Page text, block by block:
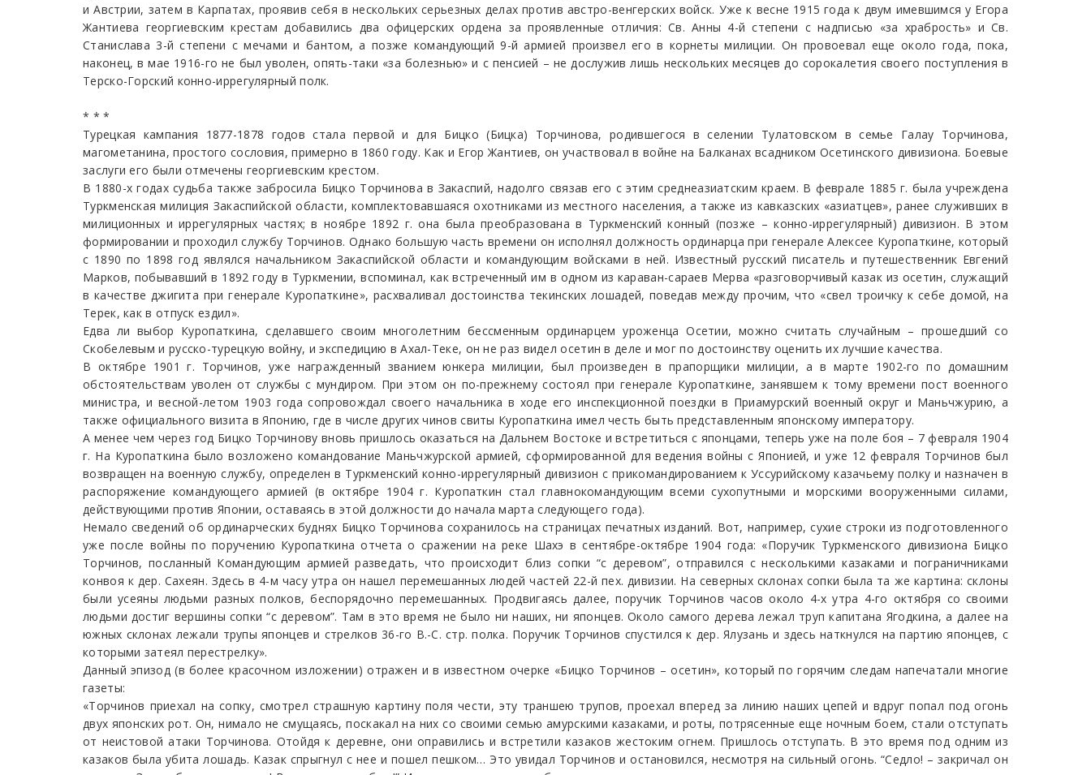
и Австрии, затем в Карпатах, проявив себя в нескольких серьезных делах против австро-венгерских войск. Уже к весне 1915 года к двум имевшимся у Егора
Жантиева георгиевским крестам добавились два офицерских ордена за проявленные отличия: Св. Анны 4-й степени с надписью «за храбрость» и Св.
Станислава 3-й степени с мечами и бантом, а позже командующий 9-й армией произвел его в корнеты милиции. Он провоевал еще около года, пока,
наконец, в мае 1916-го не был уволен, опять-таки «за болезнью» и с пенсией – не дослужив лишь нескольких месяцев до сорокалетия своего поступления в
Терско-Горский конно-иррегулярный полк.
* * *
Турецкая кампания 1877-1878 годов стала первой и для Бицко (Бицка) Торчинова, родившегося в селении Тулатовском в семье Галау Торчинова,
магометанина, простого сословия, примерно в 1860 году. Как и Егор Жантиев, он участвовал в войне на Балканах всадником Осетинского дивизиона. Боевые
заслуги его были отмечены георгиевским крестом.
В 1880-х годах судьба также забросила Бицко Торчинова в Закаспий, надолго связав его с этим среднеазиатским краем. В феврале 1885 г. была учреждена
Туркменская милиция Закаспийской области, комплектовавшаяся охотниками из местного населения, а также из кавказских «азиатцев», ранее служивших в
милиционных и иррегулярных частях; в ноябре 1892 г. она была преобразована в Туркменский конный (позже – конно-иррегулярный) дивизион. В этом
формировании и проходил службу Торчинов. Однако большую часть времени он исполнял должность ординарца при генерале Алексее Куропаткине, который
с 1890 по 1898 год являлся начальником Закаспийской области и командующим войсками в ней. Известный русский писатель и путешественник Евгений
Марков, побывавший в 1892 году в Туркмении, вспоминал, как встреченный им в одном из караван-сараев Мерва «разговорчивый казак из осетин, служащий
в качестве джигита при генерале Куропаткине», расхваливал достоинства текинских лошадей, поведав между прочим, что «свел троичку к себе домой, на
Терек, как в отпуск ездил».
Едва ли выбор Куропаткина, сделавшего своим многолетним бессменным ординарцем уроженца Осетии, можно считать случайным – прошедший со
Скобелевым и русско-турецкую войну, и экспедицию в Ахал-Теке, он не раз видел осетин в деле и мог по достоинству оценить их лучшие качества.
В октябре 1901 г. Торчинов, уже награжденный званием юнкера милиции, был произведен в прапорщики милиции, а в марте 1902-го по домашним
обстоятельствам уволен от службы с мундиром. При этом он по-прежнему состоял при генерале Куропаткине, занявшем к тому времени пост военного
министра, и весной-летом 1903 года сопровождал своего начальника в ходе его инспекционной поездки в Приамурский военный округ и Маньчжурию, а
также официального визита в Японию, где в числе других чинов свиты Куропаткина имел честь быть представленным японскому императору.
А менее чем через год Бицко Торчинову вновь пришлось оказаться на Дальнем Востоке и встретиться с японцами, теперь уже на поле боя – 7 февраля 1904
г. На Куропаткина было возложено командование Маньчжурской армией, сформированной для ведения войны с Японией, и уже 12 февраля Торчинов был
возвращен на военную службу, определен в Туркменский конно-иррегулярный дивизион с прикомандированием к Уссурийскому казачьему полку и назначен в
распоряжение командующего армией (в октябре 1904 г. Куропаткин стал главнокомандующим всеми сухопутными и морскими вооруженными силами,
действующими против Японии, оставаясь в этой должности до начала марта следующего года).
Немало сведений об ординарческих буднях Бицко Торчинова сохранилось на страницах печатных изданий. Вот, например, сухие строки из подготовленного
уже после войны по поручению Куропаткина отчета о сражении на реке Шахэ в сентябре-октябре 1904 года: «Поручик Туркменского дивизиона Бицко
Торчинов, посланный Командующим армией разведать, что происходит близ сопки “с деревом”, отправился с несколькими казаками и пограничниками
конвоя к дер. Сахеян. Здесь в 4-м часу утра он нашел перемешанных людей частей 22-й пех. дивизии. На северных склонах сопки была та же картина: склоны
были усеяны людьми разных полков, беспорядочно перемешанных. Продвигаясь далее, поручик Торчинов часов около 4-х утра 4-го октября со своими
людьми достиг вершины сопки “с деревом”. Там в это время не было ни наших, ни японцев. Около самого дерева лежал труп капитана Ягодкина, а далее на
южных склонах лежали трупы японцев и стрелков 36-го В.-С. стр. полка. Поручик Торчинов спустился к дер. Ялузань и здесь наткнулся на партию японцев, с
которыми затеял перестрелку».
Данный эпизод (в более красочном изложении) отражен и в известном очерке «Бицко Торчинов – осетин», который по горячим следам напечатали многие
газеты:
«Торчинов приехал на сопку, смотрел страшную картину поля чести, эту траншею трупов, проехал вперед за линию наших цепей и вдруг попал под огонь
двух японских рот. Он, нимало не смущаясь, поскакал на них со своими семью амурскими казаками, и роты, потрясенные еще ночным боем, стали отступать
от неистовой атаки Торчинова. Отойдя к деревне, они оправились и встретили казаков жестоким огнем. Пришлось отступать. В это время под одним из
казаков была убита лошадь. Казак спрыгнул с нее и пошел пешком… Это увидал Торчинов и остановился, несмотря на сильный огонь. “Седло! – закричал он